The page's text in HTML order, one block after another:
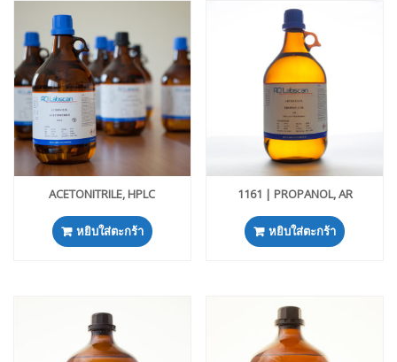
ACETONITRILE, HPLC
หยิบใส่ตะกร้า
1161 | PROPANOL, AR
หยิบใส่ตะกร้า